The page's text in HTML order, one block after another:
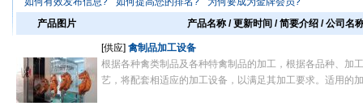
产品图片
产品名称 / 更新时间 / 简要介绍 / 公司名
[供应] 禽制品加工设备
根据各种禽类制品及各种特禽制品的加工，根据各品种、加
艺，将配套相适应的加工设备，以满足其加工要求。适用的